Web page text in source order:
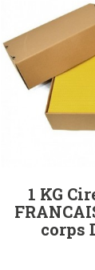
1 KG
corps